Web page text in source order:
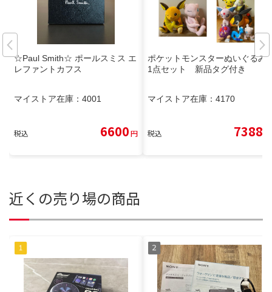
☆Paul Smith☆ ポールスミス エ
レファントカフス
マイストア在庫： 4001
税込 6600円
ポケットモンスターぬいぐるみ1
1点セット 新品タグ付き
マイストア在庫： 4170
税込 7388
近くの売り場の商品